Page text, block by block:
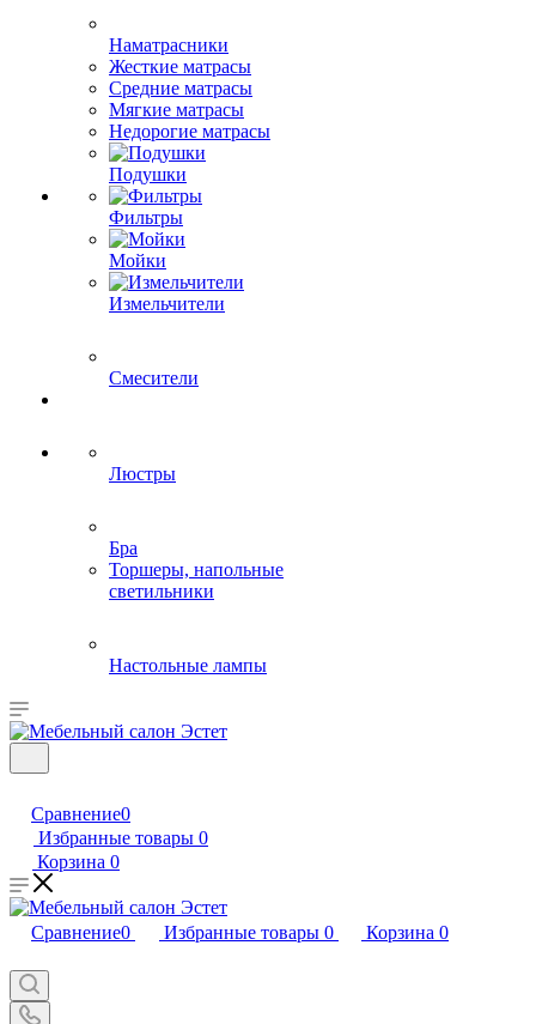
Наматрасники
Жесткие матрасы
Средние матрасы
Мягкие матрасы
Недорогие матрасы
Подушки
Фильтры
Мойки
Измельчители
Смесители
Люстры
Бра
Торшеры, напольные
светильники
Настольные лампы
Сравнение0
Избранные товары 0
Корзина 0
Сравнение0 Избранные товары 0 Корзина 0